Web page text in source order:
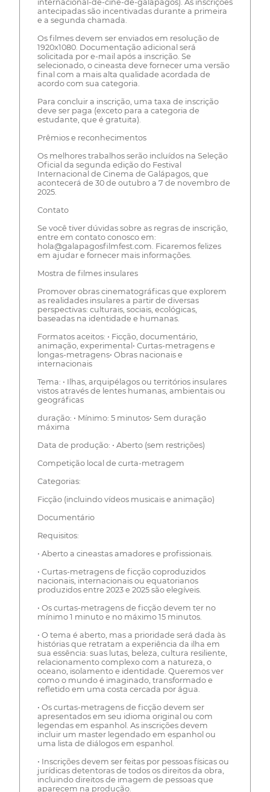
internacional-de-cine-de-galapagos). As inscrições
antecipadas são incentivadas durante a primeira
e a segunda chamada.
Os filmes devem ser enviados em resolução de
1920x1080. Documentação adicional será
solicitada por e-mail após a inscrição. Se
selecionado, o cineasta deve fornecer uma versão
final com a mais alta qualidade acordada de
acordo com sua categoria.
Para concluir a inscrição, uma taxa de inscrição
deve ser paga (exceto para a categoria de
estudante, que é gratuita).
Prêmios e reconhecimentos
Os melhores trabalhos serão incluídos na Seleção
Oficial da segunda edição do Festival
Internacional de Cinema de Galápagos, que
acontecerá de 30 de outubro a 7 de novembro de
2025.
Contato
Se você tiver dúvidas sobre as regras de inscrição,
entre em contato conosco em:
hola@galapagosfilmfest.com. Ficaremos felizes
em ajudar e fornecer mais informações.
Mostra de filmes insulares
Promover obras cinematográficas que explorem
as realidades insulares a partir de diversas
perspectivas: culturais, sociais, ecológicas,
baseadas na identidade e humanas.
Formatos aceitos: • Ficção, documentário,
animação, experimental• Curtas-metragens e
longas-metragens• Obras nacionais e
internacionais
Tema: • Ilhas, arquipélagos ou territórios insulares
vistos através de lentes humanas, ambientais ou
geográficas
duração: • Mínimo: 5 minutos• Sem duração
máxima
Data de produção: • Aberto (sem restrições)
Competição local de curta-metragem
Categorias:
Ficção (incluindo vídeos musicais e animação)
Documentário
Requisitos:
• Aberto a cineastas amadores e profissionais.
• Curtas-metragens de ficção coproduzidos
nacionais, internacionais ou equatorianos
produzidos entre 2023 e 2025 são elegíveis.
• Os curtas-metragens de ficção devem ter no
mínimo 1 minuto e no máximo 15 minutos.
• O tema é aberto, mas a prioridade será dada às
histórias que retratam a experiência da ilha em
sua essência: suas lutas, beleza, cultura resiliente,
relacionamento complexo com a natureza, o
oceano, isolamento e identidade. Queremos ver
como o mundo é imaginado, transformado e
refletido em uma costa cercada por água.
• Os curtas-metragens de ficção devem ser
apresentados em seu idioma original ou com
legendas em espanhol. As inscrições devem
incluir um master legendado em espanhol ou
uma lista de diálogos em espanhol.
• Inscrições devem ser feitas por pessoas físicas ou
jurídicas detentoras de todos os direitos da obra,
incluindo direitos de imagem de pessoas que
aparecem na produção.